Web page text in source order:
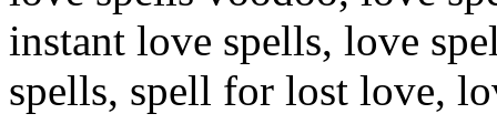
instant love spells, love
spells, spell for lost love,